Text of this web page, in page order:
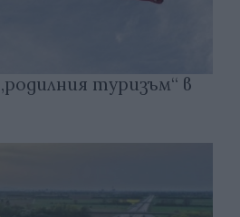
туризъм“ в